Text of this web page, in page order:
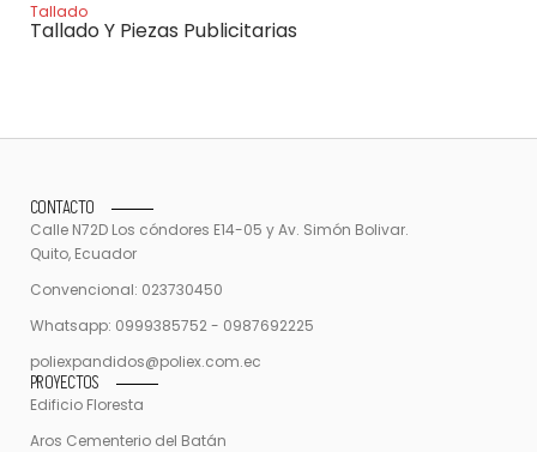
Tallado
Tallado Y Piezas Publicitarias
CONTACTO
Calle N72D Los cóndores E14-05 y Av. Simón Bolivar.
Quito, Ecuador
Convencional: 023730450
Whatsapp: 0999385752 - 0987692225
poliexpandidos@poliex.com.ec
PROYECTOS
Edificio Floresta
Aros Cementerio del Batán